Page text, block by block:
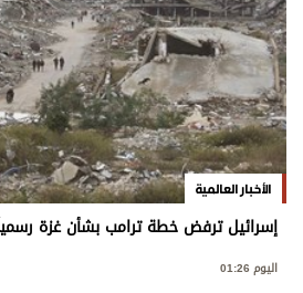
الأخبار العالمية
إسرائيل ترفض خطة ترامب بشأن غزة رسمياً
اليوم 01:26